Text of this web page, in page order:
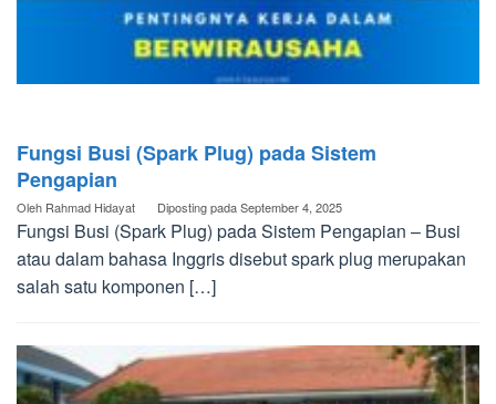
Fungsi Busi (Spark Plug) pada Sistem
Pengapian
Oleh Rahmad Hidayat Diposting padaSeptember 4, 2025
Fungsi Busi (Spark Plug) pada Sistem Pengapian – Busi
atau dalam bahasa Inggris disebut spark plug merupakan
salah satu komponen […]